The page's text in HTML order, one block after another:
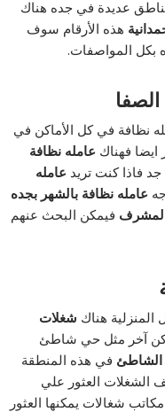
عديدة في جده هناك
هذه الأرقام سوف
بكل المواصفات.
نظافة في كل الأماكن في
فهناك عامله نظافة
فاذا كنت تريد عامله
عامله نظافة بالشهر بجده
المشرف فيمكن البحث عنهم
هناك شغلات
آخر مثل حي شاطئ
الشاطئ في هذه المنطقة
الشغلات العثور علي
شغالات يمكنها العثور